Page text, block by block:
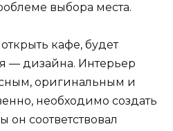
выбора места.
кафе, будет
— дизайна. Интерьер
оригинальным и
необходимо создать
он соответствовал